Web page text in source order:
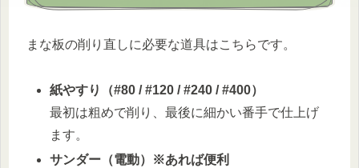
まな板の削り直しに必要な道具はこちらです。
紙やすり（#80 / #120 / #240 / #400）
最初は粗めで削り、最後に細かい番手で仕上げ
ます。
サンダー（電動）※あれば便利